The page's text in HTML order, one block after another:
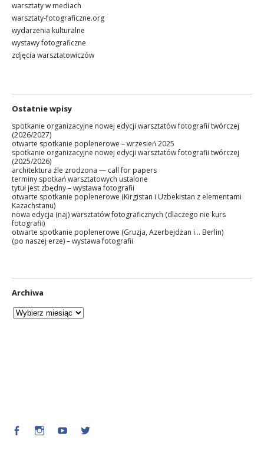
warsztaty w mediach
warsztaty-fotograficzne.org
wydarzenia kulturalne
wystawy fotograficzne
zdjęcia warsztatowiczów
Ostatnie wpisy
spotkanie organizacyjne nowej edycji warsztatów fotografii twórczej
(2026/2027)
otwarte spotkanie poplenerowe – wrzesień 2025
spotkanie organizacyjne nowej edycji warsztatów fotografii twórczej
(2025/2026)
architektura źle zrodzona — call for papers
terminy spotkań warsztatowych ustalone
tytuł jest zbędny – wystawa fotografii
otwarte spotkanie poplenerowe (Kirgistan i Uzbekistan z elementami
Kazachstanu)
nowa edycja (naj) warsztatów fotograficznych (dlaczego nie kurs
fotografii)
otwarte spotkanie poplenerowe (Gruzja, Azerbejdżan i… Berlin)
(po naszej erze) – wystawa fotografii
Archiwa